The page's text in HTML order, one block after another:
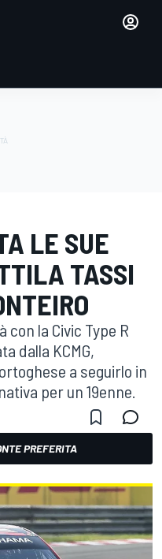
LE SUE
TASSI
la Civic Type R
dalla KCMG,
a seguirlo in
per un 19enne.
PREFERITA